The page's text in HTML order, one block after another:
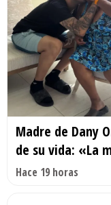
Madre de Dany
de su vida: «La
Hace 19 horas